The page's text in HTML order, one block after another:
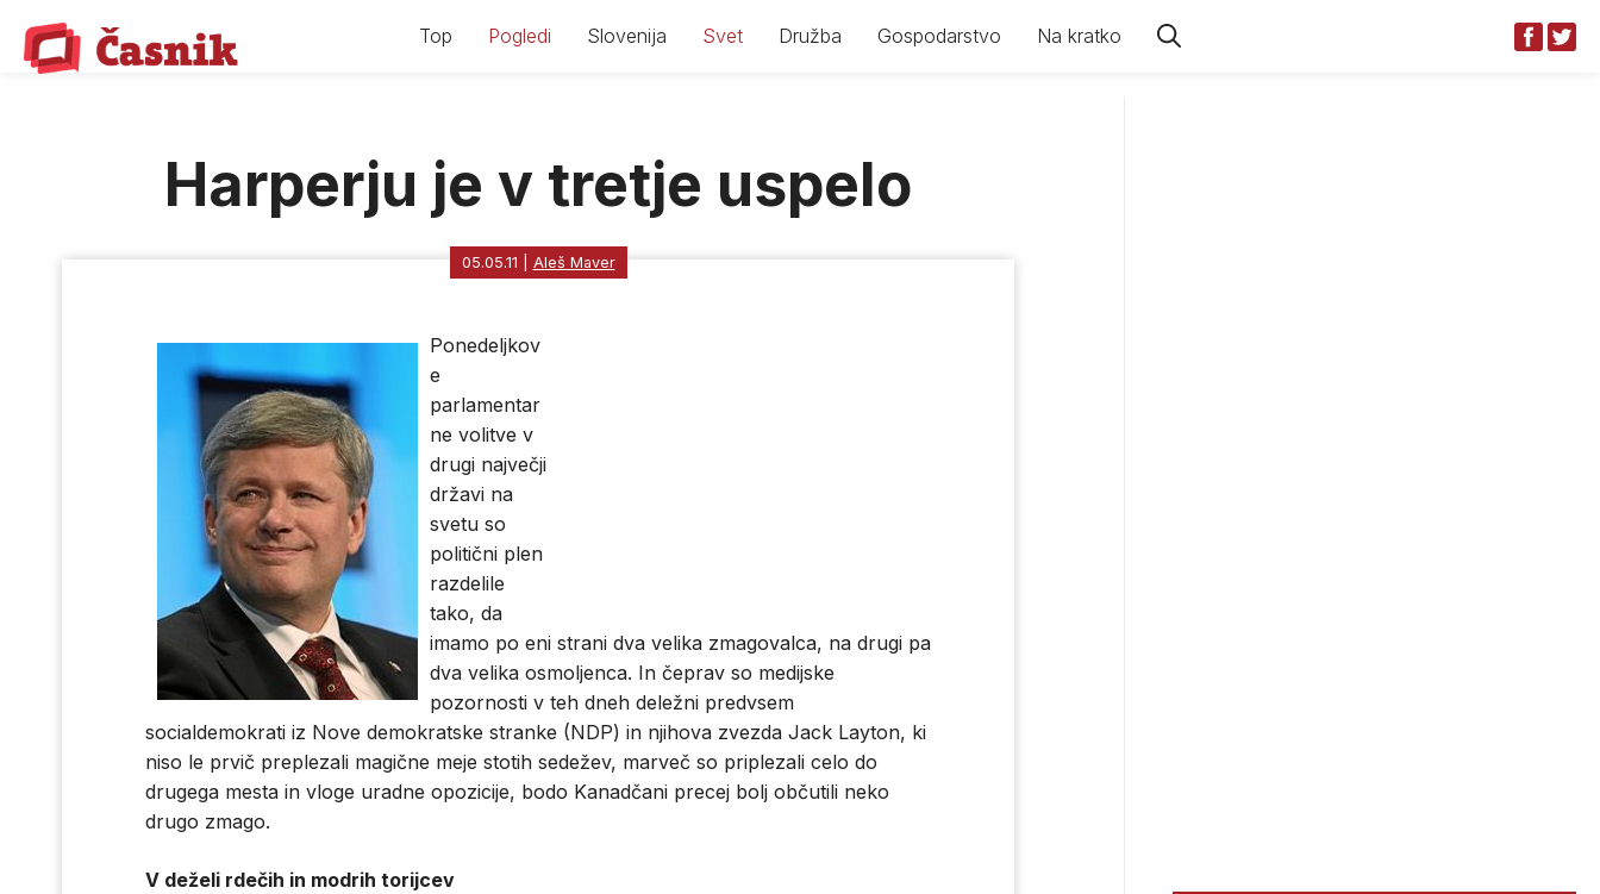
content
Top Pogledi Slovenija Svet Družba Gospodarstvo Na kratko
Harperju je v tretje uspelo
05.05.11 Aleš Maver
Ponedeljkov
e
parlamentar
ne volitve v
drugi največji
državi na
svetu so
politični plen
razdelile
tako, da
imamo po eni strani dva velika zmagovalca, na drugi pa
dva velika osmoljenca. In čeprav so medijske
pozornosti v teh dneh deležni predvsem
socialdemokrati iz Nove demokratske stranke (NDP) in njihova zvezda Jack Layton, ki
niso le prvič preplezali magične meje stotih sedežev, marveč so priplezali celo do
drugega mesta in vloge uradne opozicije, bodo Kanadčani precej bolj občutili neko
drugo zmago.
V deželi rdečih in modrih torijcev